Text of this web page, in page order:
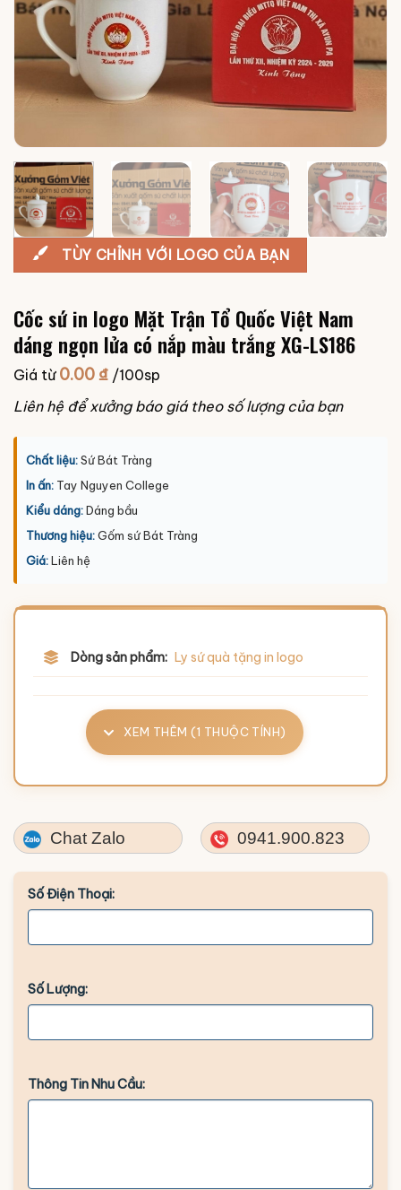
TÙY CHỈNH VỚI LOGO CỦA BẠN
Cốc sứ in logo Mặt Trận Tổ Quốc Việt Nam
dáng ngọn lửa có nắp màu trắng XG-LS186
Giá từ 0.00₫ /100sp
Liên hệ để xưởng báo giá theo số lượng của bạn
Chất liệu:Sứ Bát Tràng
In ấn: Tay Nguyen College
Kiểu dáng:Dáng bầu
Thương hiệu:Gốm sứ Bát Tràng
Giá:Liên hệ
Dòng sản phẩm: Ly sứ quà tặng in logo
XEM THÊM (1 THUỘC TÍNH)
Chat Zalo 0941.900.823
Số Điện Thoại:
Số Lượng:
Thông Tin Nhu Cầu: